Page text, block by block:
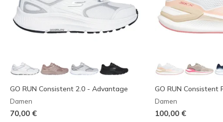
GO RUN Consistent 2.0 - Advantage
Damen
70,00 €
GO RUN Consistent
Damen
100,00 €